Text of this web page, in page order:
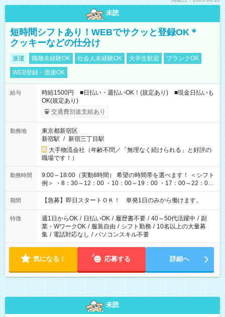
未読
短時間シフトあり！WEBでサクッと登録OK＊
クッキーなどの仕分け
派遣 職種未経験OK 社会人未経験OK 大学生歓迎
ブランクOK
WEB登録・面接OK
給与
時給1500円 ■日払い・週払いOK！(規定あり) ■現金日払いも
OK(規定あり)
交通費別途支給あり
勤務地
東京都新宿区
新宿駅 / 新宿三丁目駅
大手物流会社（年齢不問／「無理なく続けられる」と好評の
職場です！）
勤務時間
9:00～18:00（実動8時間） 希望の時間帯を選べます！ ＜シフト
例＞ ・8：30～12：00 ・10：00～19：00 ・17：00～22：00
・13：00～22：00 ・22：00～翌6：00 など
期間 【急募】即日スタートＯＫ！ 単発1日のみから働けます。
特徴 週1日からOK / 日払いOK / 履歴書不要 / 40～50代活躍中 / 副
業・WワークOK / 服装自由 / シフト勤務 / 10名以上の大量募
集 / 電話対応なし / パソコンスキル不要
気になる！ 応募する 詳細へ
未読